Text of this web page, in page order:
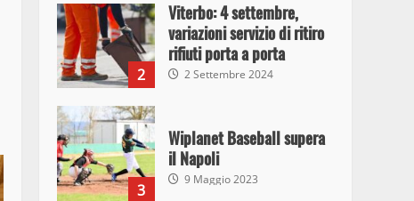
2
Viterbo: 4 settembre,
variazioni servizio di ritiro
rifiuti porta a porta
2 Settembre 2024
3
Wiplanet Baseball supera
il Napoli
9 Maggio 2023